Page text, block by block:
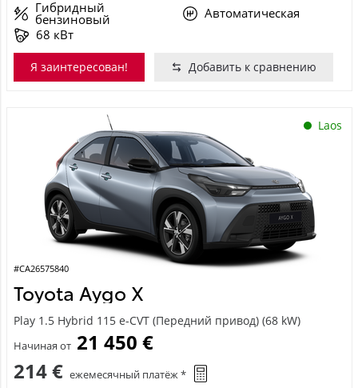
Гибридный
бензиновый
Автоматическая
68 кВт
Я заинтересован! Добавить к сравнению
Laos
#CA26575840
Toyota Aygo X
Play 1.5 Hybrid 115 e-CVT (Передний привод) (68 kW)
Начиная от 21 450 €
214 € ежемесячный платёж *